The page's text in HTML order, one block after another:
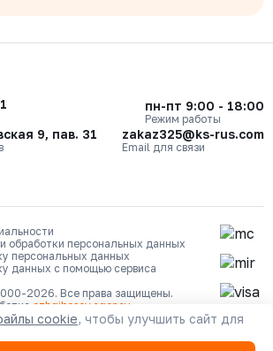
пн-пт 9:00 - 18:00
Режим работы
9, пав. 31 zakaz325@ks-rus.com
Email для связи
обработки персональных данных
персональных данных
данных с помощью сервиса
2026. Все права защищены.
ozhgibesov.agency
cookie, чтобы улучшить сайт для